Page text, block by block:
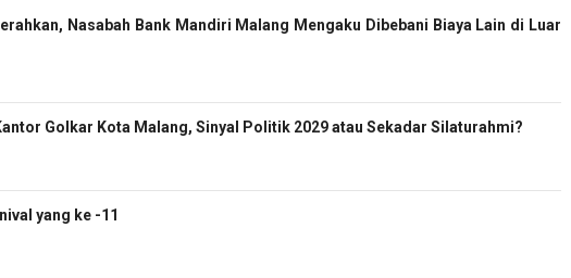
Nasabah Bank Mandiri Malang Mengaku Dibebani Biaya Lain di Luar
Golkar Kota Malang, Sinyal Politik 2029 atau Sekadar Silaturahmi?
yang ke -11